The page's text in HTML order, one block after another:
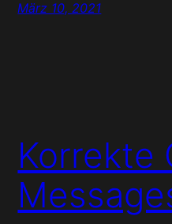
März 10, 2021
Korrekte